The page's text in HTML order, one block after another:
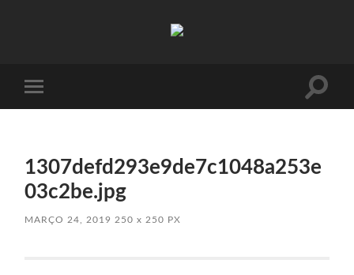
mobile
Toggle
1307defd293e9de7c1048a253e
03c2be.jpg
MARÇO 24, 2019 250x 250 PX